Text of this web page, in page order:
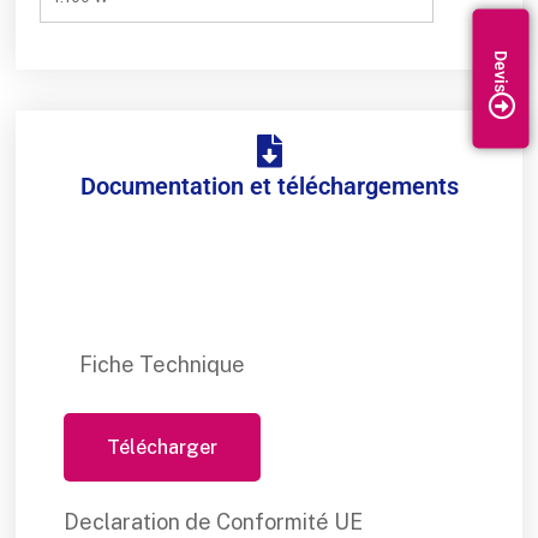
Documentation et téléchargements
Fiche Technique
Télécharger
Declaration de Conformité UE